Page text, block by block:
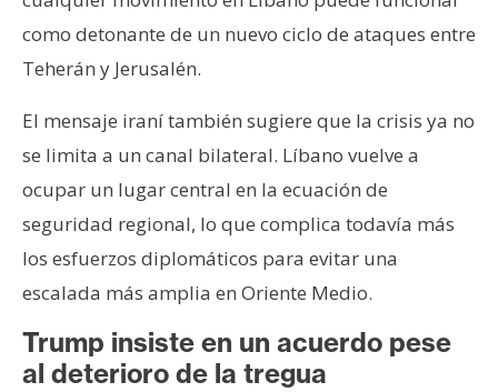
como detonante de un nuevo ciclo de ataques entre
Teherán y Jerusalén.
El mensaje iraní también sugiere que la crisis ya no
se limita a un canal bilateral. Líbano vuelve a
ocupar un lugar central en la ecuación de
seguridad regional, lo que complica todavía más
los esfuerzos diplomáticos para evitar una
escalada más amplia en Oriente Medio.
Trump insiste en un acuerdo pese
al deterioro de la tregua